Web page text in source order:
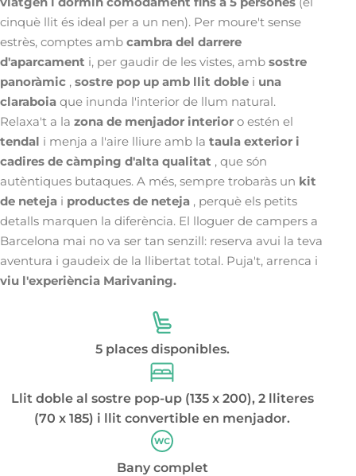
cinquè llit és ideal per a un nen). Per moure't sense
estrès, comptes amb cambra del darrere
d'aparcament i, per gaudir de les vistes, amb sostre
panoràmic , sostre pop up amb llit doble i una
claraboia que inunda l'interior de llum natural.
Relaxa't a la zona de menjador interior o estén el
tendal i menja a l'aire lliure amb la taula exterior i
cadires de càmping d'alta qualitat , que són
autèntiques butaques. A més, sempre trobaràs un kit
de neteja i productes de neteja , perquè els petits
detalls marquen la diferència. El lloguer de campers a
Barcelona mai no va ser tan senzill: reserva avui la teva
aventura i gaudeix de la llibertat total. Puja't, arrenca i
viu l'experiència Marivaning.
5 places disponibles.
Llit doble al sostre pop-up (135 x 200), 2 lliteres
(70 x 185) i llit convertible en menjador.
Bany complet